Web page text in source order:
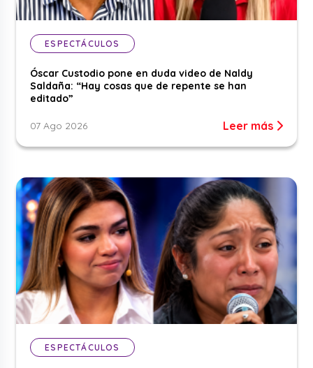
ESPECTÁCULOS
Óscar Custodio pone en duda video de Naldy
Saldaña: “Hay cosas que de repente se han
editado”
07 Ago 2026 Leer más
ESPECTÁCULOS